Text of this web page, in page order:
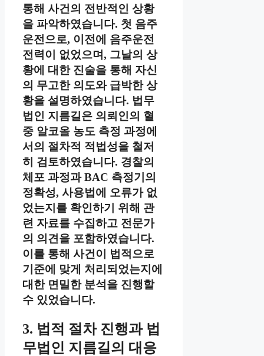
통해 사건의 전반적인 상황
을 파악하였습니다. 첫 음주
운전으로, 이전에 음주운전
전력이 없었으며, 그날의 상
황에 대한 진술을 통해 자신
의 무고한 의도와 급박한 상
황을 설명하였습니다. 법무
법인 지름길은 의뢰인의 혈
중 알코올 농도 측정 과정에
서의 절차적 적법성을 철저
히 검토하였습니다. 경찰의
체포 과정과 BAC 측정기의
정확성, 사용법에 오류가 없
었는지를 확인하기 위해 관
련 자료를 수집하고 전문가
의 의견을 포함하였습니다.
이를 통해 사건이 법적으로
기준에 맞게 처리되었는지에
대한 면밀한 분석을 진행할
수 있었습니다.
3. 법적 절차 진행과 법
무법인 지름길의 대응